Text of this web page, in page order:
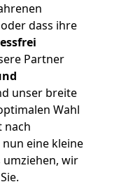
dass ihre
Partner
unser breite
Wahl
nach
eine kleine
wir